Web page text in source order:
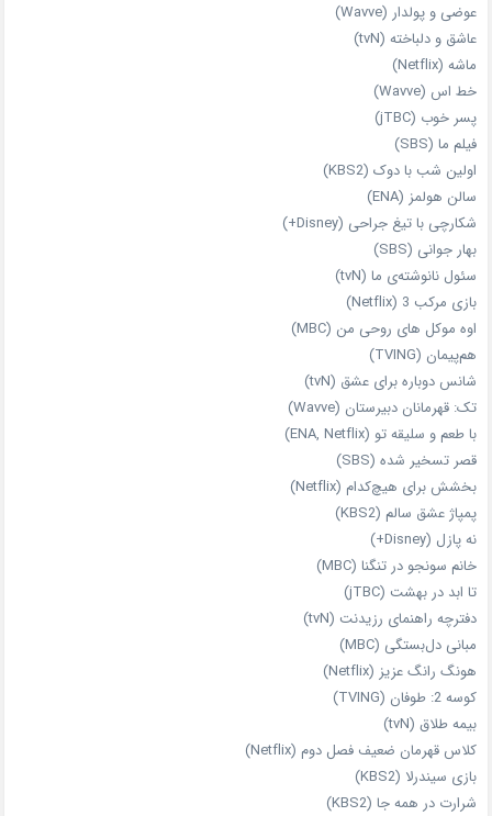
عوضی و پولدار (Wavve)
عاشق و دلباخته (tvN)
ماشه (Netflix)
خط اس (Wavve)
پسر خوب (jTBC)
فیلم ما (SBS)
اولین شب با دوک (KBS2)
سالن هولمز (ENA)
شکارچی با تیغ جراحی (Disney+)
بهار جوانی (SBS)
سئول نانوشته‌ی ما (tvN)
بازی مرکب 3 (Netflix)
اوه موکل های روحی من (MBC)
هم‌پیمان (TVING)
شانس دوباره برای عشق (tvN)
تک: قهرمانان دبیرستان (Wavve)
با طعم و سلیقه تو (ENA, Netflix)
قصر تسخیر شده (SBS)
بخشش برای هیچ‌کدام (Netflix)
پمپاژ عشق سالم (KBS2)
نه پازل (Disney+)
خانم سونجو در تنگنا (MBC)
تا ابد در بهشت (jTBC)
دفترچه راهنمای رزیدنت (tvN)
مبانی دل‌بستگی (MBC)
هونگ رانگ عزیز (Netflix)
کوسه 2: طوفان (TVING)
بیمه طلاق (tvN)
کلاس قهرمان ضعیف فصل دوم (Netflix)
بازی سیندرلا (KBS2)
شرارت در همه‌ جا (KBS2)